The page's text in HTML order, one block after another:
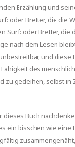
Erzählung und
oder Bretter, die die
Surf: oder Bretter, die
nach dem Lesen
und diese
des
zu gedeihen, selbst in
dieses Buch
ein bisschen wie eine